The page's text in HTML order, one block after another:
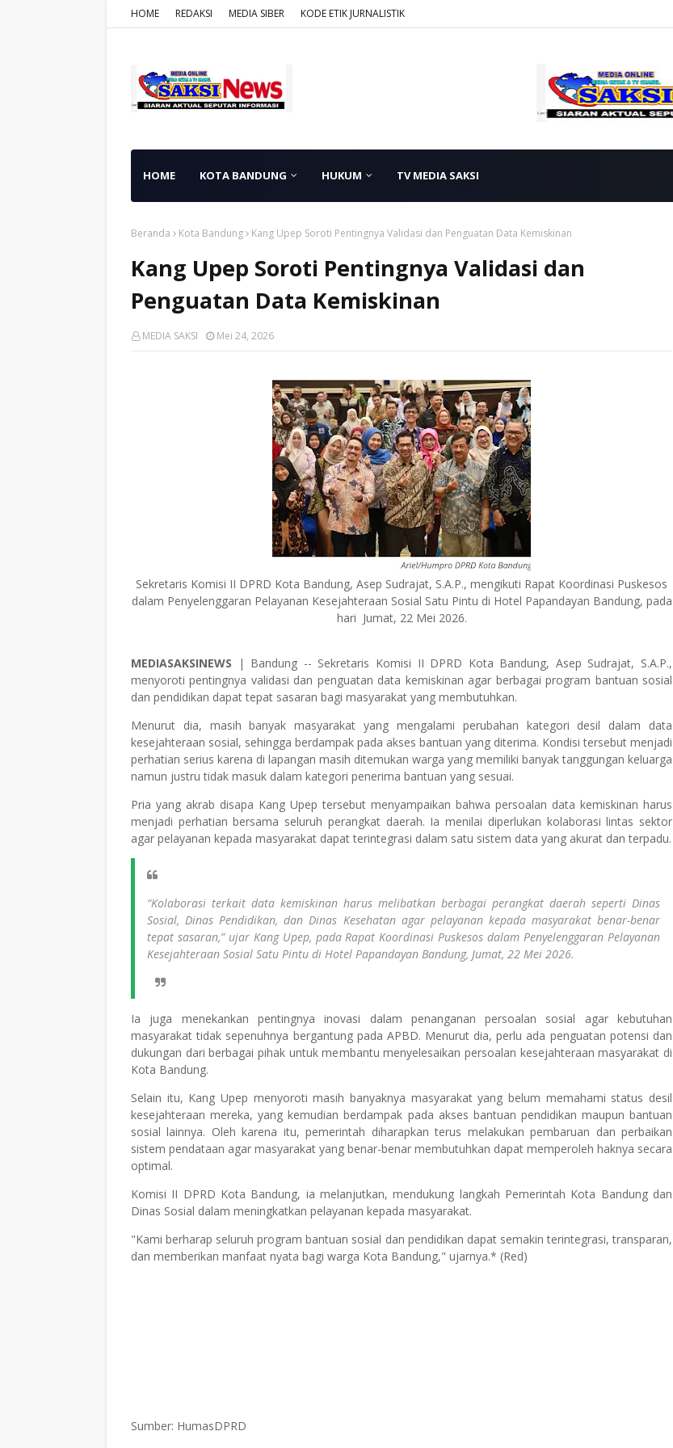
HOME REDAKSI MEDIA SIBER KODE ETIK JURNALISTIK
HOME KOTA BANDUNG HUKUM TV MEDIA SAKSI
Beranda Kota Bandung Kang Upep Soroti Pentingnya Validasi dan Penguatan Data Kemiskinan
Kang Upep Soroti Pentingnya Validasi dan
Penguatan Data Kemiskinan
MEDIA SAKSI Mei 24, 2026
Sekretaris Komisi II DPRD Kota Bandung, Asep Sudrajat, S.A.P., mengikuti Rapat Koordinasi Puskesos
dalam Penyelenggaran Pelayanan Kesejahteraan Sosial Satu Pintu di Hotel Papandayan Bandung, pada
hari Jumat, 22 Mei 2026.
MEDIASAKSINEWS | Bandung -- Sekretaris Komisi II DPRD Kota Bandung, Asep Sudrajat, S.A.P.,
menyoroti pentingnya validasi dan penguatan data kemiskinan agar berbagai program bantuan sosial
dan pendidikan dapat tepat sasaran bagi masyarakat yang membutuhkan.
Menurut dia, masih banyak masyarakat yang mengalami perubahan kategori desil dalam data
kesejahteraan sosial, sehingga berdampak pada akses bantuan yang diterima. Kondisi tersebut menjadi
perhatian serius karena di lapangan masih ditemukan warga yang memiliki banyak tanggungan keluarga
namun justru tidak masuk dalam kategori penerima bantuan yang sesuai.
Pria yang akrab disapa Kang Upep tersebut menyampaikan bahwa persoalan data kemiskinan harus
menjadi perhatian bersama seluruh perangkat daerah. Ia menilai diperlukan kolaborasi lintas sektor
agar pelayanan kepada masyarakat dapat terintegrasi dalam satu sistem data yang akurat dan terpadu.
“Kolaborasi terkait data kemiskinan harus melibatkan berbagai perangkat daerah seperti Dinas
Sosial, Dinas Pendidikan, dan Dinas Kesehatan agar pelayanan kepada masyarakat benar-benar
tepat sasaran,” ujar Kang Upep, pada Rapat Koordinasi Puskesos dalam Penyelenggaran Pelayanan
Kesejahteraan Sosial Satu Pintu di Hotel Papandayan Bandung, Jumat, 22 Mei 2026.
Ia juga menekankan pentingnya inovasi dalam penanganan persoalan sosial agar kebutuhan
masyarakat tidak sepenuhnya bergantung pada APBD. Menurut dia, perlu ada penguatan potensi dan
dukungan dari berbagai pihak untuk membantu menyelesaikan persoalan kesejahteraan masyarakat di
Kota Bandung.
Selain itu, Kang Upep menyoroti masih banyaknya masyarakat yang belum memahami status desil
kesejahteraan mereka, yang kemudian berdampak pada akses bantuan pendidikan maupun bantuan
sosial lainnya. Oleh karena itu, pemerintah diharapkan terus melakukan pembaruan dan perbaikan
sistem pendataan agar masyarakat yang benar-benar membutuhkan dapat memperoleh haknya secara
optimal.
Komisi II DPRD Kota Bandung, ia melanjutkan, mendukung langkah Pemerintah Kota Bandung dan
Dinas Sosial dalam meningkatkan pelayanan kepada masyarakat.
"Kami berharap seluruh program bantuan sosial dan pendidikan dapat semakin terintegrasi, transparan,
dan memberikan manfaat nyata bagi warga Kota Bandung," ujarnya.* (Red)
Sumber: HumasDPRD